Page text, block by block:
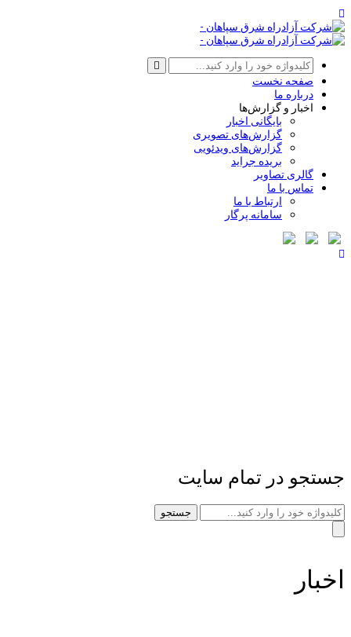
صفحه نخست
درباره ما
اخبار و گزارش‌ها
بایگانی اخبار
گزارش‌های تصویری
گزارش‌های ویدئویی
بریده جراید
گالری تصاویر
تماس با ما
ارتباط با ما
سامانه پرگار
جستجو در تمام سایت
جستجو
اخبار